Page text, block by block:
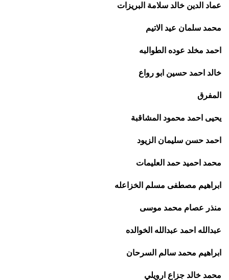
عماد الدين خالد سلامة البريزات
محمد سلمان عيد الاتيم
احمد مخلد عوده الطوالبه
خالد احمد حسين ابو رواع
المفرق
يحيى احمد محمود المشاقبة
احمد حسن سليمان الزيود
محمد احميد حمد العليمات
ابراهيم مصطفى مسلم الخزاعله
منذر عصام محمد موسى
عبدالله احمد عبدالله الخوالده
ابراهيم محمد سالم السرحان
محمد خالد جزاع ارويلي